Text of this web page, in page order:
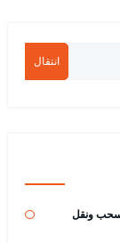
انتقال
سطحة سحب ونقل